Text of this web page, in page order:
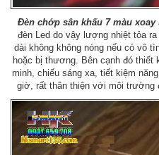
Đèn chớp sân khấu 7 màu xoay
đèn Led do vậy lượng nhiệt tỏa
dài không không nóng nếu có vô
hoặc bị thương. Bên cạnh đó thiết
minh, chiếu sáng xa, tiết kiệm
giờ, rất thân thiện với môi trường